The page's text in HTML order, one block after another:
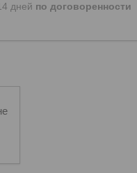
дней по договоренности